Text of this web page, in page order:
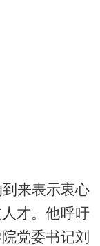
来表示衷心
才。他呼吁
党委书记刘